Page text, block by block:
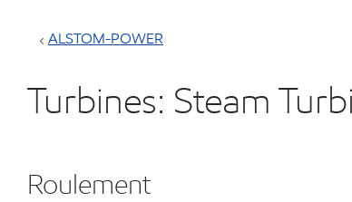
ALSTOM-POWER
Turbines: Steam
Roulement